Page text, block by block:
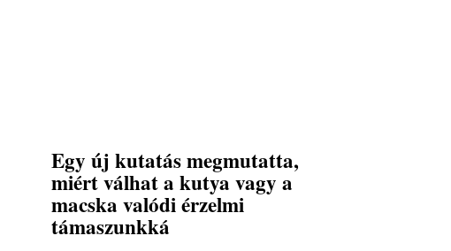
Egy új kutatás megmutatta,
miért válhat a kutya vagy a
macska valódi érzelmi
támaszunkká